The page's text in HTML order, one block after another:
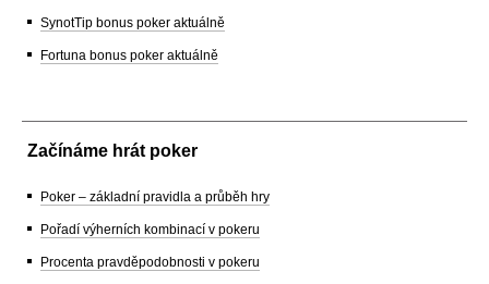
SynotTip bonus poker aktuálně
Fortuna bonus poker aktuálně
Začínáme hrát poker
Poker – základní pravidla a průběh hry
Pořadí výherních kombinací v pokeru
Procenta pravděpodobnosti v pokeru